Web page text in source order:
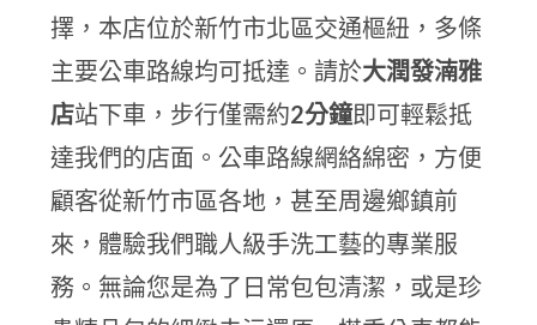
擇，本店位於新竹市北區交通樞紐，多條
主要公車路線均可抵達。請於大潤發湳雅
店站下車，步行僅需約2分鐘即可輕鬆抵
達我們的店面。公車路線網絡綿密，方便
顧客從新竹市區各地，甚至周邊鄉鎮前
來，體驗我們職人級手洗工藝的專業服
務。無論您是為了日常包包清潔，或是珍